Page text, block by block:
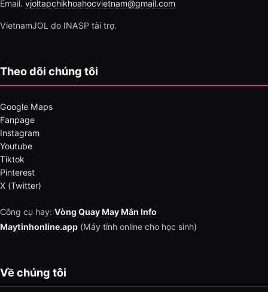
Email. vjoltapchikhoahocvietnam@gmail.com
VietnamJOL do INASP tài trợ.
Theo dõi chúng tôi
Google Maps
Fanpage
Instagram
Youtube
Tiktok
Pinterest
X (Twitter)
Công cụ hay: Vòng Quay May Mắn Info
Maytinhonline.app (Máy tính online cho học sinh)
Về chúng tôi